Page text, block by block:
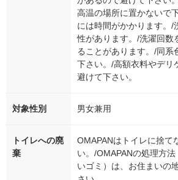
高温の場所に置かないで
には時間がかかります。/
性があります。/洗濯回数
ることがあります。/同系
下さい。/高額衣料やデリ
避けて下さい。
対象性別 男女兼用
トイレへの廃
棄
OMAPANはトイレに捨て
い。/OMAPANの処理方
いゴミ）は、お住まいの